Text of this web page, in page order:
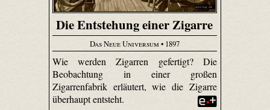
Die Entstehung einer Zigarre
Das Neue Universum• 1897
Wie werden Zigarren gefertigt? Die
Beobachtung in einer großen
Zigarrenfabrik erläutert, wie die Zigarre
überhaupt entsteht.